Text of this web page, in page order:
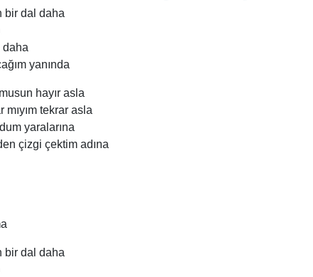
bir dal daha
daha
yanında
hayır asla
mıyım tekrar asla
yaralarına
çizgi çektim adına
bir dal daha